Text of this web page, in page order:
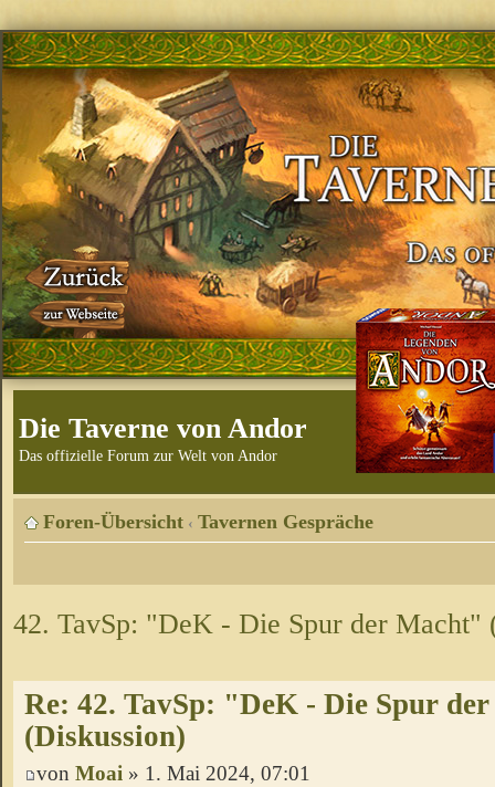
Die Taverne von Andor
Das offizielle Forum zur Welt von Andor
Foren-Übersicht ‹ Tavernen Gespräche
42. TavSp: "DeK - Die Spur der Macht"
Re: 42. TavSp: "DeK - Die Spur
(Diskussion)
von Moai » 1. Mai 2024, 07:01